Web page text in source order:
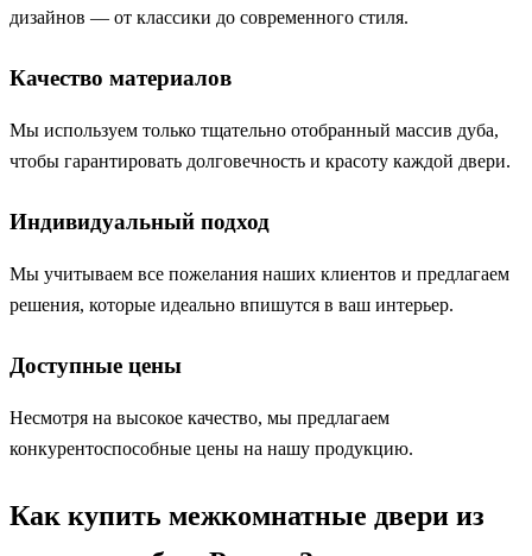
дизайнов — от классики до современного стиля.
Качество материалов
Мы используем только тщательно отобранный массив дуба,
чтобы гарантировать долговечность и красоту каждой двери.
Индивидуальный подход
Мы учитываем все пожелания наших клиентов и предлагаем
решения, которые идеально впишутся в ваш интерьер.
Доступные цены
Несмотря на высокое качество, мы предлагаем
конкурентоспособные цены на нашу продукцию.
Как купить межкомнатные двери из